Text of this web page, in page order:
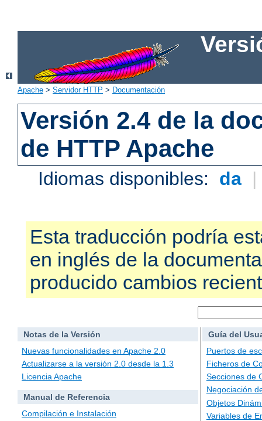
Apache > Servidor HTTP > Documentación
Versión 2.4 de la
de HTTP Apache
Idiomas disponibles: da |
Esta traducción podría
en inglés de la
producido cambios
Notas de la Versión
Nuevas funcionalidades en Apache 2.0
Actualizarse a la versión 2.0 desde la 1.3
Licencia Apache
Manual de Referencia
Compilación e Instalación
Guía del
Puertos de
Ficheros de
Secciones de
Negociación
Objetos
Variables de